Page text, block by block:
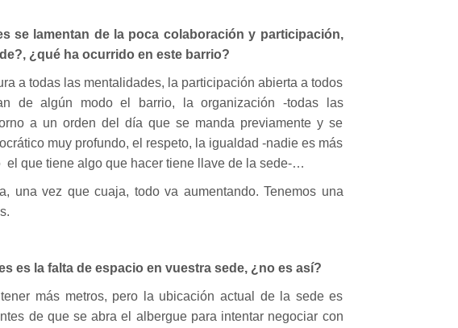
se lamentan de la poca colaboración y participación,
¿qué ha ocurrido en este barrio?
a todas las mentalidades, la participación abierta a todos
de algún modo el barrio, la organización -todas las
a un orden del día que se manda previamente y se
muy profundo, el respeto, la igualdad -nadie es más
el que tiene algo que hacer tiene llave de la sede-…
una vez que cuaja, todo va aumentando. Tenemos una
es la falta de espacio en vuestra sede, ¿no es así?
más metros, pero la ubicación actual de la sede es
de que se abra el albergue para intentar negociar con